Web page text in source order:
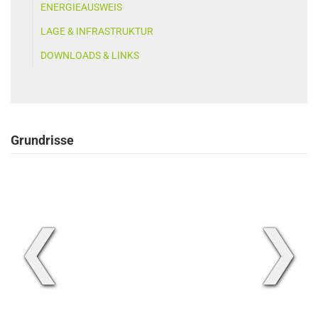
ENERGIEAUSWEIS
LAGE & INFRASTRUKTUR
DOWNLOADS & LINKS
Grundrisse
❮ ❯